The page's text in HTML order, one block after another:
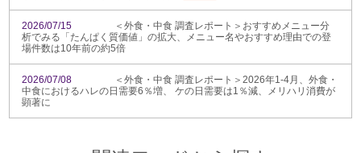
2026/07/15
＜外食・中食 調査レポート＞おすすめメニュー分
析でみる「たんぱく質価値」の拡大、メニュー名やおすすめ理由での登
場件数は10年前の約5倍
2026/07/08
＜外食・中食 調査レポート＞2026年1-4月、外食・
中食におけるハレの日需要6％増、 ケの日需要は1％減、メリハリ消費が
顕著に